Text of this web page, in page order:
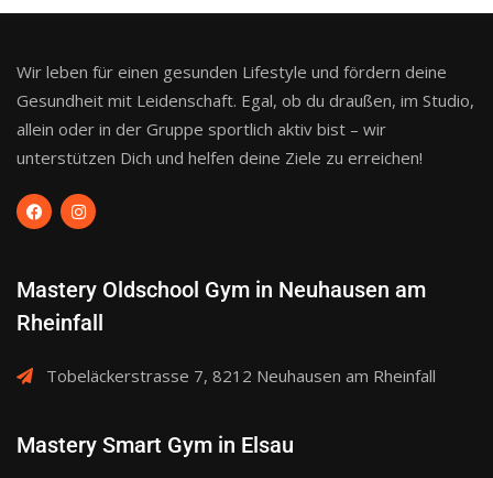
Wir leben für einen gesunden Lifestyle und fördern deine
Gesundheit mit Leidenschaft. Egal, ob du draußen, im Studio,
allein oder in der Gruppe sportlich aktiv bist – wir
unterstützen Dich und helfen deine Ziele zu erreichen!
Mastery Oldschool Gym in Neuhausen am
Rheinfall
Tobeläckerstrasse 7, 8212 Neuhausen am Rheinfall
Mastery Smart Gym in Elsau